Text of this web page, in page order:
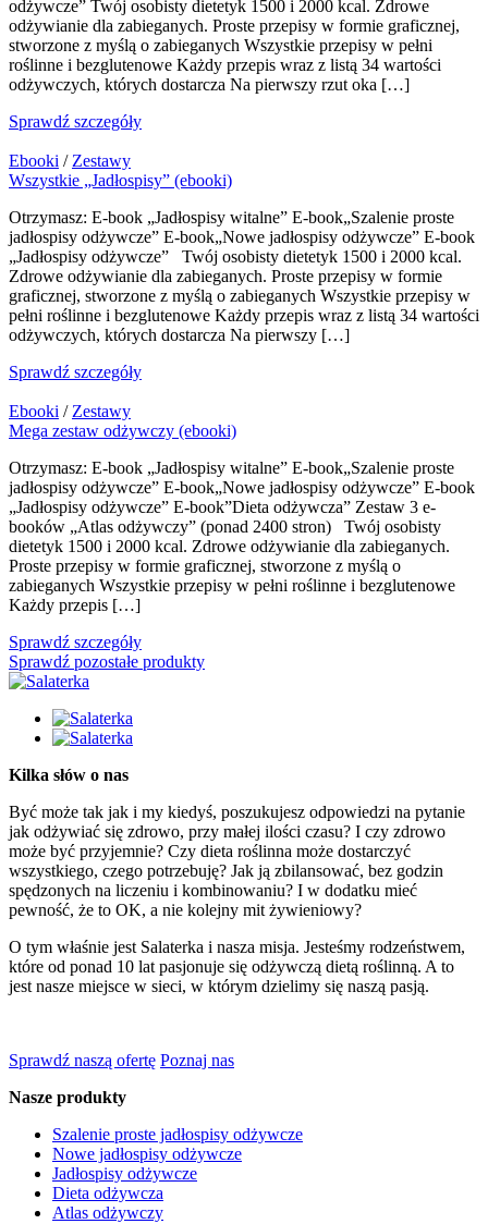
odżywcze” Twój osobisty dietetyk 1500 i 2000 kcal. Zdrowe
odżywianie dla zabieganych. Proste przepisy w formie graficznej,
stworzone z myślą o zabieganych Wszystkie przepisy w pełni
roślinne i bezglutenowe Każdy przepis wraz z listą 34 wartości
odżywczych, których dostarcza Na pierwszy rzut oka […]
Sprawdź szczegóły
Ebooki /Zestawy
Wszystkie „Jadłospisy” (ebooki)
Otrzymasz: E-book „Jadłospisy witalne” E-book„Szalenie proste
jadłospisy odżywcze” E-book„Nowe jadłospisy odżywcze” E-book
„Jadłospisy odżywcze” Twój osobisty dietetyk 1500 i 2000 kcal.
Zdrowe odżywianie dla zabieganych. Proste przepisy w formie
graficznej, stworzone z myślą o zabieganych Wszystkie przepisy w
pełni roślinne i bezglutenowe Każdy przepis wraz z listą 34 wartości
odżywczych, których dostarcza Na pierwszy […]
Sprawdź szczegóły
Ebooki /Zestawy
Mega zestaw odżywczy (ebooki)
Otrzymasz: E-book „Jadłospisy witalne” E-book„Szalenie proste
jadłospisy odżywcze” E-book„Nowe jadłospisy odżywcze” E-book
„Jadłospisy odżywcze” E-book”Dieta odżywcza” Zestaw 3 e-
booków „Atlas odżywczy” (ponad 2400 stron) Twój osobisty
dietetyk 1500 i 2000 kcal. Zdrowe odżywianie dla zabieganych.
Proste przepisy w formie graficznej, stworzone z myślą o
zabieganych Wszystkie przepisy w pełni roślinne i bezglutenowe
Każdy przepis […]
Sprawdź szczegóły
Sprawdź pozostałe produkty
Kilka słów o nas
Być może tak jak i my kiedyś, poszukujesz odpowiedzi na pytanie
jak odżywiać się zdrowo, przy małej ilości czasu? I czy zdrowo
może być przyjemnie? Czy dieta roślinna może dostarczyć
wszystkiego, czego potrzebuję? Jak ją zbilansować, bez godzin
spędzonych na liczeniu i kombinowaniu? I w dodatku mieć
pewność, że to OK, a nie kolejny mit żywieniowy?
O tym właśnie jest Salaterka i nasza misja. Jesteśmy rodzeństwem,
które od ponad 10 lat pasjonuje się odżywczą dietą roślinną. A to
jest nasze miejsce w sieci, w którym dzielimy się naszą pasją.
Sprawdź naszą ofertę Poznaj nas
Nasze produkty
Szalenie proste jadłospisy odżywcze
Nowe jadłospisy odżywcze
Jadłospisy odżywcze
Dieta odżywcza
Atlas odżywczy